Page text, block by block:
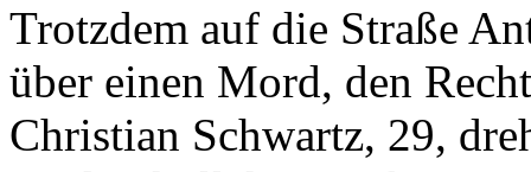
Trotzdem auf die Straße
über einen Mord, den
Christian Schwartz, 29,